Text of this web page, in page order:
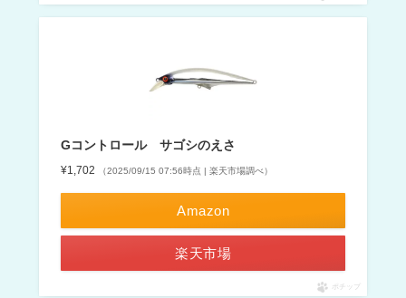
Gコントロール サゴシのえさ
¥1,702 （2025/09/15 07:56時点 | 楽天市場調べ）
Amazon
楽天市場
ポチップ